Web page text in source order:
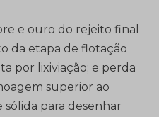
e ouro do rejeito final
da etapa de flotação
por lixiviação; e perda
superior ao
sólida para desenhar